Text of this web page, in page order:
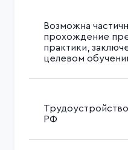
Возможна
прохождение
практики,
целевом
РФ